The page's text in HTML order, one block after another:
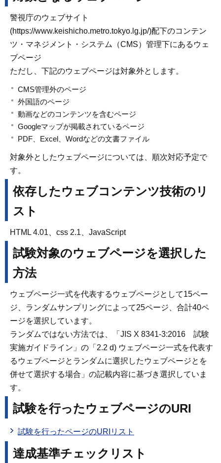
警視庁のウェブサイト
(https://www.keishicho.metro.tokyo.lg.jp/)配下のコンテン
ツ・マネジメント・システム（CMS）管理下にあるウェ
ブページ
ただし、下記のウェブページは対象外とします。
CMS管理外のページ
外国語のページ
動画などのコンテンツを含むページ
Googleマップが掲載されているページ
PDF、Excel、Wordなどの文書ファイル
対象外としたウェブページについては、順次対応予定で
す。
依存したウェブコンテンツ技術のリ
スト
HTML 4.01、css 2.1、JavaScript
試験対象のウェブページを選択した
方法
ウェブページ一式を代表するウェブページとして15ペー
ジ、ランダムサンプリングによって25ページ、合計40ペ
ージを選択しています。
ランダムではない方法では、「JIS X 8341-3:2016 試験
実施ガイドライン」の「2.2 d) ウェブページ一式を代表す
るウェブページとランダムに選択したウェブページとを
併せて選択する場合」の記載内容に基づき選択していま
す。
試験を行ったウェブページのURI
試験を行ったページのURIリスト
達成基準チェックリスト